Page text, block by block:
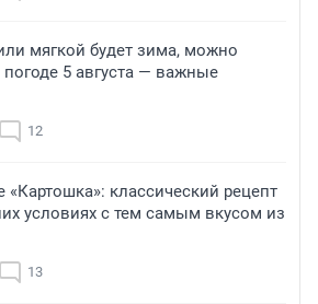
мягкой будет зима, можно
погоде 5 августа — важные
12
классический рецепт
условиях с тем самым вкусом из
13